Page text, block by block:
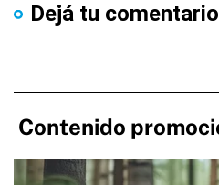
Dejá tu comentario